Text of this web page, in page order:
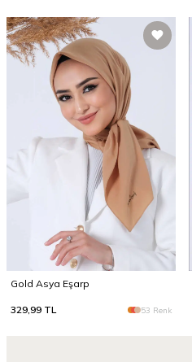
Gold Asya Eşarp
329,99 TL 53 Renk